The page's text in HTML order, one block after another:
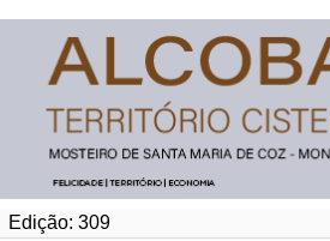
Edição: 309